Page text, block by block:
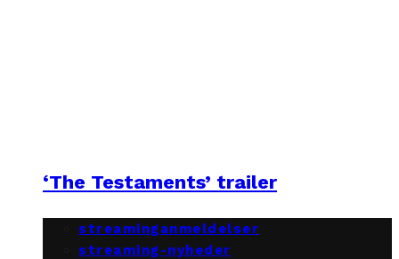
‘The Testaments’ trailer
streaminganmeldelser
streaming-nyheder